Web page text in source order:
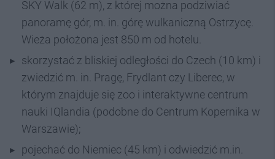
SKY Walk (62 m), z której można podziwiać
panoramę gór, m. in. górę wulkaniczną Ostrzycę.
Wieża położona jest 850 m od hotelu.
skorzystać z bliskiej odległości do Czech (10 km) i
zwiedzić m. in. Pragę, Frydlant czy Liberec, w
którym znajduje się zoo i interaktywne centrum
nauki IQlandia (podobne do Centrum Kopernika w
Warszawie);
pojechać do Niemiec (45 km) i odwiedzić m.in.